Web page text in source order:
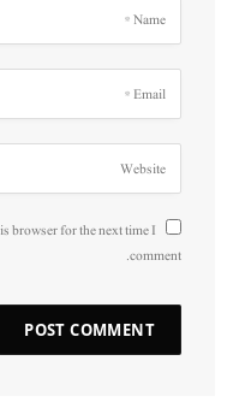
browser for the next time I
comment.